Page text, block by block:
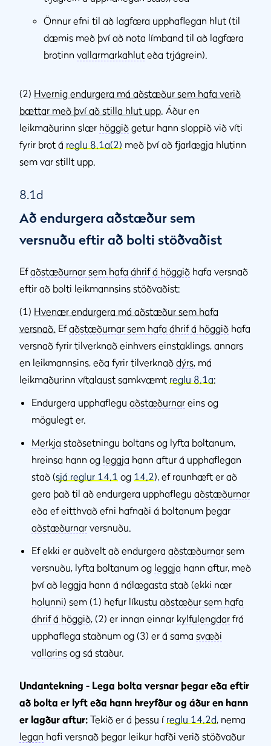
Önnur efni til að lagfæra upphaflegan hlut (til
dæmis með því að nota límband til að lagfæra
brotinn vallarmarkahlut eða trjágrein).
(2) Hvernig endurgera má aðstæður sem hafa verið
bættar með því að stilla hlut upp. Áður en
leikmaðurinn slær höggið getur hann sloppið við víti
fyrir brot á reglu 8.1a(2) með því að fjarlægja hlutinn
sem var stillt upp.
8.1d
Að endurgera aðstæður sem
versnuðu eftir að bolti stöðvaðist
Efaðstæðurnar sem hafa áhrif á höggið hafa versnað
eftir að bolti leikmannsins stöðvaðist:
(1) Hvenær endurgera má aðstæður sem hafa
versnað. Efaðstæðurnar sem hafa áhrif á höggið hafa
versnað fyrir tilverknað einhvers einstaklings, annars
en leikmannsins, eða fyrir tilverknað dýrs, má
leikmaðurinn vítalaust samkvæmt reglu 8.1a:
Endurgera upphaflegu aðstæðurnar eins og
mögulegt er.
Merkja staðsetningu boltans og lyfta boltanum,
hreinsa hann og leggja hann aftur á upphaflegan
stað (sjá reglur 14.1 og 14.2), ef raunhæft er að
gera það til að endurgera upphaflegu aðstæðurnar
eða ef eitthvað efni hafnaði á boltanum þegar
aðstæðurnar versnuðu.
Ef ekki er auðvelt að endurgera aðstæðurnar sem
versnuðu, lyfta boltanum og leggja hann aftur, með
því að leggja hann á nálægasta stað (ekki nær
holunni) sem (1) hefur líkustu aðstæður sem hafa
áhrif á höggið, (2) er innan einnar kylfulengdar frá
upphaflega staðnum og (3) er á sama svæði
vallarins og sá staður.
Undantekning - Lega bolta versnar þegar eða eftir
að bolta er lyft eða hann hreyfður og áður en hann
er lagður aftur: Tekið er á þessu í reglu 14.2d, nema
legan hafi versnað þegar leikur hafði verið stöðvaður